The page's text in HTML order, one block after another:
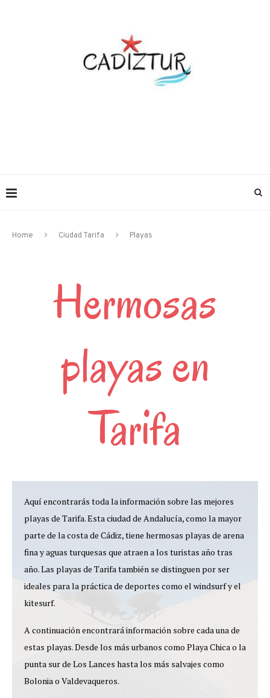
Home Ciudad Tarifa Playas
Hermosas
playas en
Tarifa
Aquí encontrarás toda la información sobre las mejores
playas de Tarifa. Esta ciudad de Andalucía, como la mayor
parte de la costa de Cádiz, tiene hermosas playas de arena
fina y aguas turquesas que atraen a los turistas año tras
año. Las playas de Tarifa también se distinguen por ser
ideales para la práctica de deportes como el windsurf y el
kitesurf.
A continuación encontrará información sobre cada una de
estas playas. Desde los más urbanos como Playa Chica o la
punta sur de Los Lances hasta los más salvajes como
Bolonia o Valdevaqueros.